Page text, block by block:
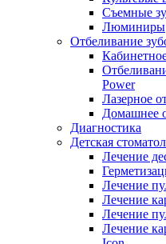
Съемные
Люминиры
Отбеливание
Power
Лазерное
Домашнее
Диагностика
Детская
Лечение
Лечение
Лечение
Лечение
Лечение